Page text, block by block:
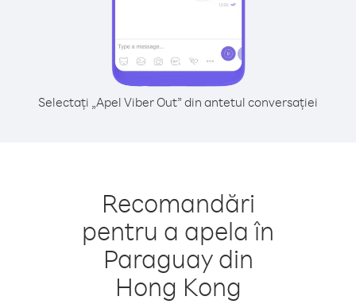
Selectați „Apel Viber Out” din antetul conversației
Recomandări
pentru a apela în
Paraguay din
Hong Kong